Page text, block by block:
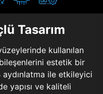
Tasarım
kullanılan
estetik bir
aydınlatma ile etkileyici
yapısı ve kaliteli